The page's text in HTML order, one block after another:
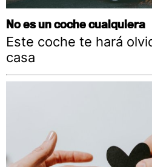
No es un coche cualquiera
Este coche te hará
casa